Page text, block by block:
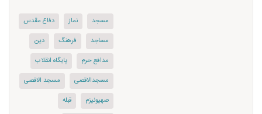
مسجد نماز
دفاع مقدس
مساجد
فرهنگ
دین
مدافع حرم
پایگاه انقلاب
مسجدالاقصی
مسجد الاقصی
صهیونیزم
قبله